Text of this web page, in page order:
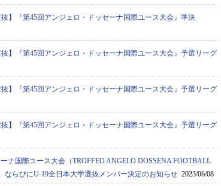
抜】『第45回アンジェロ・ドッセーナ国際ユース大会』準決
抜】『第45回アンジェロ・ドッセーナ国際ユース大会』予選リーグ
抜】『第45回アンジェロ・ドッセーナ国際ユース大会』予選リーグ
抜】『第45回アンジェロ・ドッセーナ国際ユース大会』予選リーグ
ナ国際ユース大会（TROFFEO ANGELO DOSSENA FOOTBALL
らびにU-19全日本大学選抜メンバー決定のお知らせ 2023/06/08